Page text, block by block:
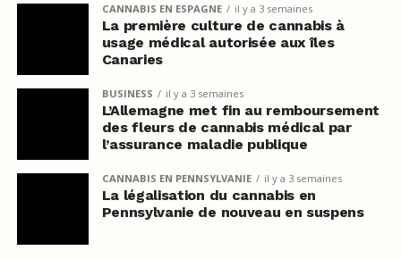
CANNABIS EN ESPAGNE il y a 3 semaines
La première culture de cannabis à
usage médical autorisée aux îles
Canaries
BUSINESS il y a 3 semaines
L’Allemagne met fin au remboursement
des fleurs de cannabis médical par
l’assurance maladie publique
CANNABIS EN PENNSYLVANIE il y a 3 semaines
La légalisation du cannabis en
Pennsylvanie de nouveau en suspens